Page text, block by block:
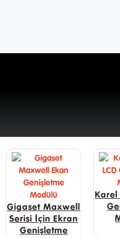
Gigaset Maxwell
Serisi İçin Ekran
Genişletme
Karel